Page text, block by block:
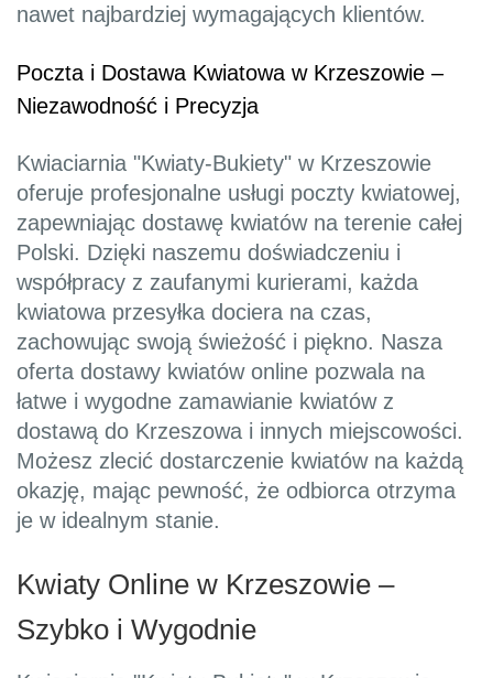
nawet najbardziej wymagających klientów.
Poczta i Dostawa Kwiatowa w Krzeszowie –
Niezawodność i Precyzja
Kwiaciarnia "Kwiaty-Bukiety" w Krzeszowie
oferuje profesjonalne usługi poczty kwiatowej,
zapewniając dostawę kwiatów na terenie całej
Polski. Dzięki naszemu doświadczeniu i
współpracy z zaufanymi kurierami, każda
kwiatowa przesyłka dociera na czas,
zachowując swoją świeżość i piękno. Nasza
oferta dostawy kwiatów online pozwala na
łatwe i wygodne zamawianie kwiatów z
dostawą do Krzeszowa i innych miejscowości.
Możesz zlecić dostarczenie kwiatów na każdą
okazję, mając pewność, że odbiorca otrzyma
je w idealnym stanie.
Kwiaty Online w Krzeszowie –
Szybko i Wygodnie